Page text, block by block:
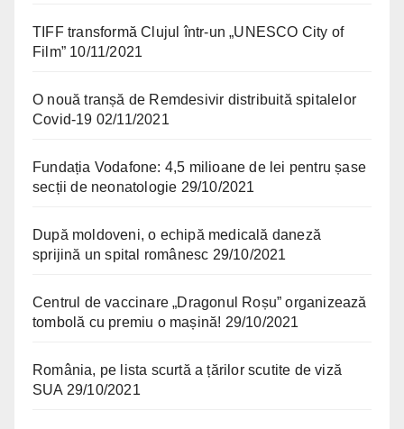
TIFF transformă Clujul într-un „UNESCO City of
Film” 10/11/2021
O nouă tranșă de Remdesivir distribuită spitalelor
Covid-19 02/11/2021
Fundația Vodafone: 4,5 milioane de lei pentru șase
secții de neonatologie 29/10/2021
După moldoveni, o echipă medicală daneză
sprijină un spital românesc 29/10/2021
Centrul de vaccinare „Dragonul Roșu” organizează
tombolă cu premiu o mașină! 29/10/2021
România, pe lista scurtă a țărilor scutite de viză
SUA 29/10/2021